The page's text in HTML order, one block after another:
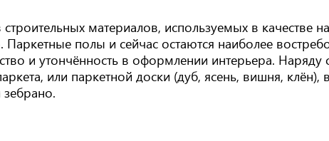
материалов, используемых в качестве
Паркетные полы и сейчас остаются наиболее
и утончённость в оформлении интерьера.
или паркетной доски (дуб, ясень, вишня,